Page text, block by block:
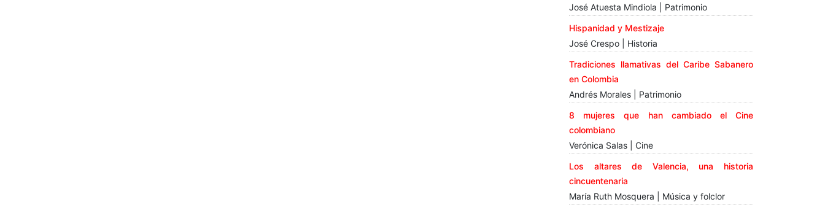
José Atuesta Mindiola | Patrimonio
Hispanidad y Mestizaje
José Crespo | Historia
Tradiciones llamativas del Caribe Sabanero
en Colombia
Andrés Morales | Patrimonio
8 mujeres que han cambiado el Cine
colombiano
Verónica Salas | Cine
Los altares de Valencia, una historia
cincuentenaria
María Ruth Mosquera | Música y folclor